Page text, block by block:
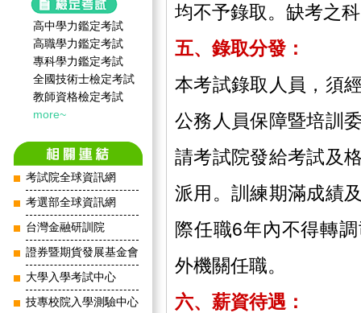
高中學力鑑定考試
高職學力鑑定考試
專科學力鑑定考試
全國技術士檢定考試
教師資格檢定考試
more~
考試院全球資訊網
考選部全球資訊網
台灣金融研訓院
證券暨期貨發展基金會
大學入學考試中心
技專校院入學測驗中心
均不予錄取。缺考之
五、錄取分發
本考試錄取人員，須
公務人員保障暨培訓
請考試院發給考試及
派用。訓練期滿成績
際任職6年內不得轉
外機關任職。
六、薪資待遇：